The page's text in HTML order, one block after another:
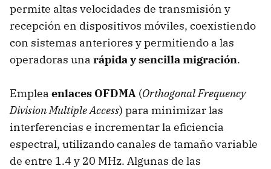
permite altas velocidades de transmisión y
recepción en dispositivos móviles, coexistiendo
con sistemas anteriores y permitiendo a las
operadoras una rápida y sencilla migración.
Emplea enlaces OFDMA (Orthogonal Frequency
Division Multiple Access) para minimizar las
interferencias e incrementar la eficiencia
espectral, utilizando canales de tamaño variable
de entre 1.4 y 20 MHz. Algunas de las